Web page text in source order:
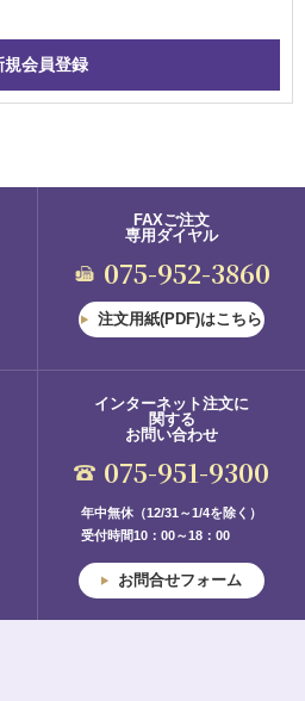
FAXご注文
専用ダイヤル
075-952-3860
注文用紙(PDF)はこちら
インターネット注文に
関する
お問い合わせ
075-951-9300
年中無休（12/31～1/4を除く）
受付時間10：00～18：00
お問合せフォーム